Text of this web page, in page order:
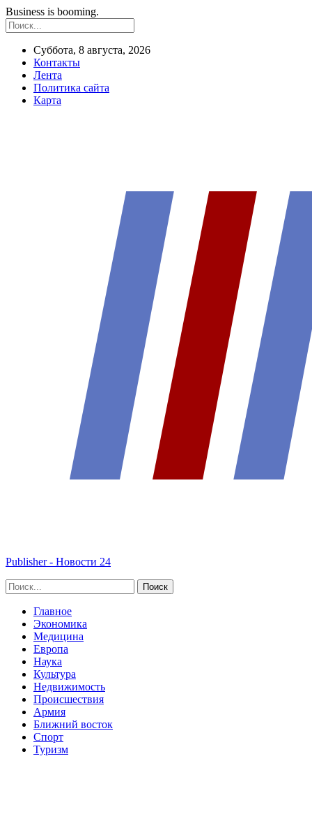
Business is booming.
Суббота, 8 августа, 2026
Контакты
Лента
Политика сайта
Карта
Publisher - Новости 24
Главное
Экономика
Медицина
Европа
Наука
Культура
Недвижимость
Происшествия
Армия
Ближний восток
Спорт
Туризм